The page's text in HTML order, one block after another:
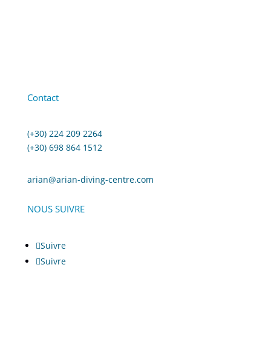
Contact
(+30) 224 209 2264
(+30) 698 864 1512
arian@arian-diving-centre.com
NOUS SUIVRE
Suivre
Suivre